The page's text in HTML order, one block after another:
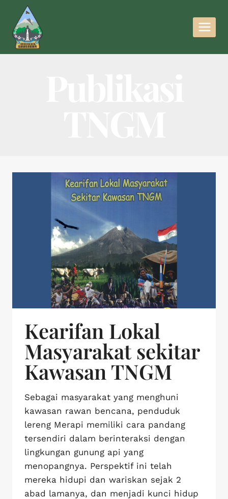
Kearifan Lokal
Masyarakat sekitar
Kawasan TNGM
Sebagai masyarakat yang menghuni
kawasan rawan bencana, penduduk
lereng Merapi memiliki cara pandang
tersendiri dalam berinteraksi dengan
lingkungan gunung api yang
menopangnya. Perspektif ini telah
mereka hidupi dan wariskan sejak 2
abad lamanya, dan menjadi kunci hidup